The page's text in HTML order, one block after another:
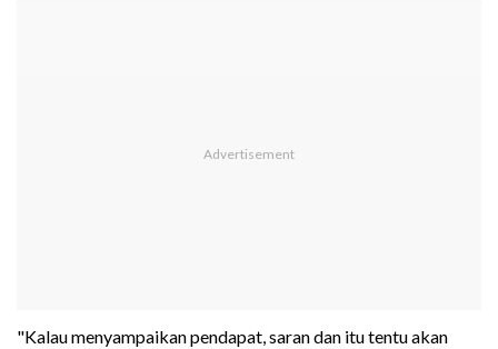
"Kalau menyampaikan pendapat, saran dan itu tentu akan